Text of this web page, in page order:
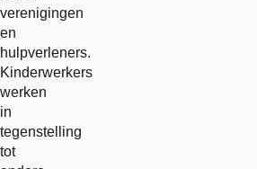
verenigingen
en
hulpverleners.
Kinderwerkers
werken
in
tegenstelling
tot